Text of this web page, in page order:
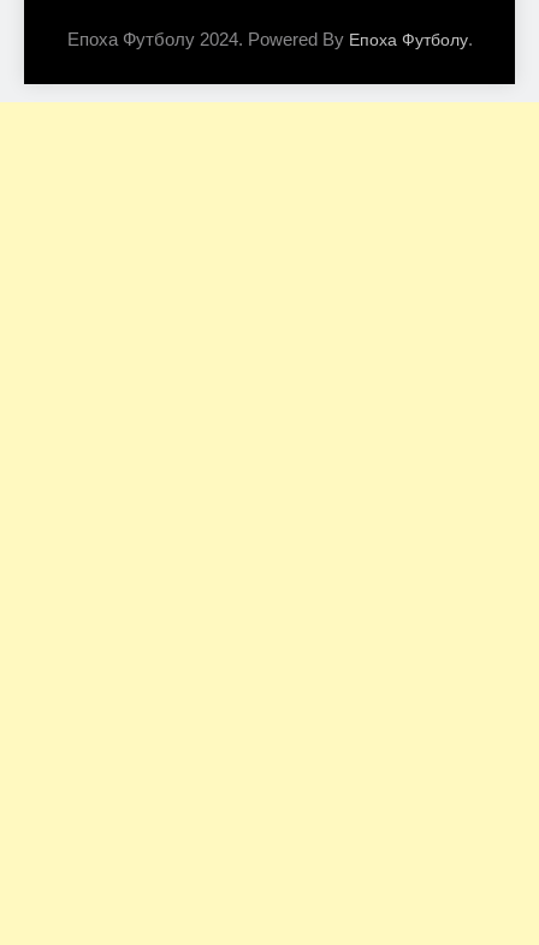
Епоха Футболу 2024. Powered By Епоха Футболу.